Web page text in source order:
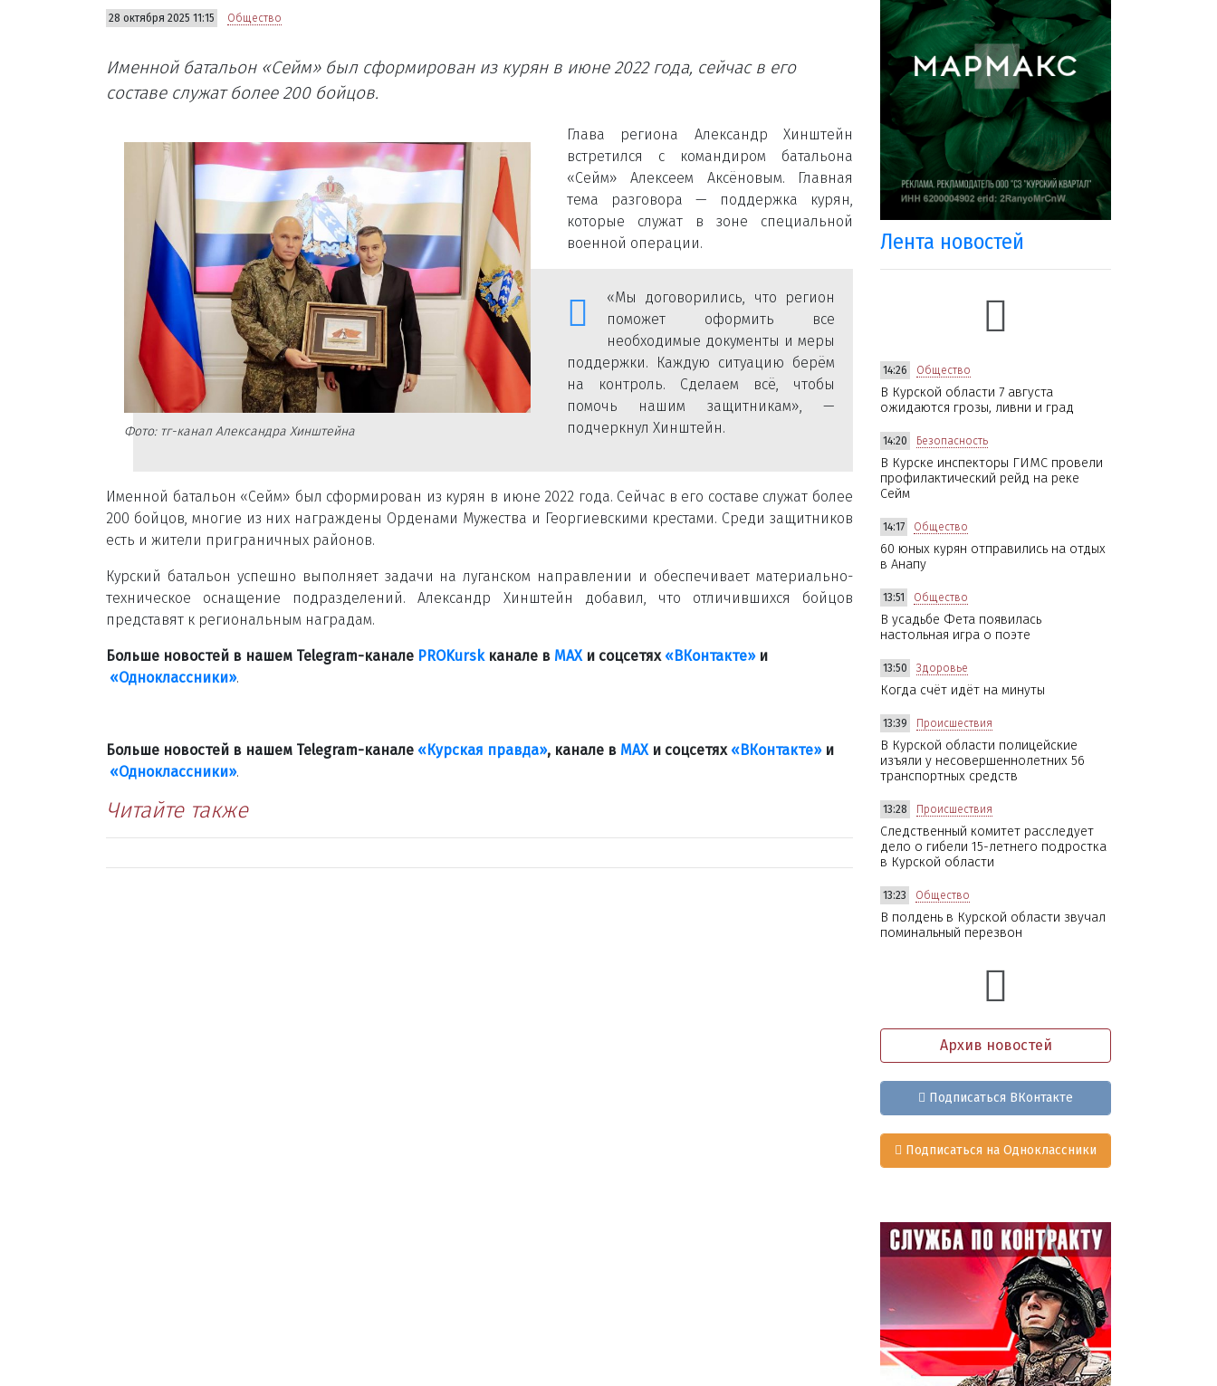
28 октября 2025 11:15 Общество
Именной батальон «Сейм» был сформирован из курян в июне 2022 года, сейчас в его
составе служат более 200 бойцов.
Фото: тг-канал Александра Хинштейна
Глава региона Александр Хинштейн
встретился с командиром батальона
«Сейм» Алексеем Аксёновым. Главная
тема разговора — поддержка курян,
которые служат в зоне специальной
военной операции.
«Мы договорились, что регион
поможет оформить все
необходимые документы и меры
поддержки. Каждую ситуацию берём
на контроль. Сделаем всё, чтобы
помочь нашим защитникам», —
подчеркнул Хинштейн.
Именной батальон «Сейм» был сформирован из курян в июне 2022 года. Сейчас в его составе служат более
200 бойцов, многие из них награждены Орденами Мужества и Георгиевскими крестами. Среди защитников
есть и жители приграничных районов.
Курский батальон успешно выполняет задачи на луганском направлении и обеспечивает материально-
техническое оснащение подразделений. Александр Хинштейн добавил, что отличившихся бойцов
представят к региональным наградам.
Больше новостей в нашем Telegram-канале PROKurskканале в МАХ и соцсетях «ВКонтакте»и
«Одноклассники».
Больше новостей в нашем Telegram-канале «Курская правда», канале в МАХ и соцсетях «ВКонтакте»и
«Одноклассники».
Читайте также
Лента новостей
14:26 Общество
В Курской области 7 августа
ожидаются грозы, ливни и град
14:20 Безопасность
В Курске инспекторы ГИМС провели
профилактический рейд на реке
Сейм
14:17 Общество
60 юных курян отправились на отдых
в Анапу
13:51 Общество
В усадьбе Фета появилась
настольная игра о поэте
13:50 Здоровье
Когда счёт идёт на минуты
13:39 Происшествия
В Курской области полицейские
изъяли у несовершеннолетних 56
транспортных средств
13:28 Происшествия
Следственный комитет расследует
дело о гибели 15-летнего подростка
в Курской области
13:23 Общество
В полдень в Курской области звучал
поминальный перезвон
Архив новостей
Подписаться ВКонтакте
Подписаться на Одноклассники